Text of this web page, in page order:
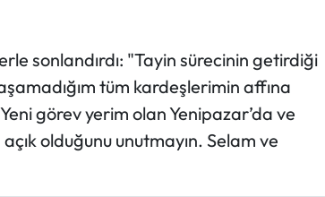
sonlandırdı: "Tayin sürecinin getirdiği
tüm kardeşlerimin affına
görev yerim olan Yenipazar’da ve
olduğunu unutmayın. Selam ve